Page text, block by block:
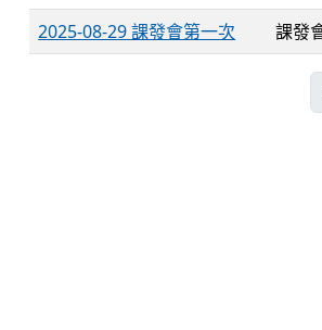
2025-08-29 課發會第一次
課發